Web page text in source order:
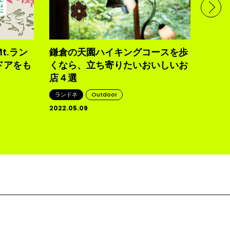
ラン
アをも
鎌倉の天園ハイキングコースを歩
くなら、立ち寄りたいおいしいお
店４選
ランドネ Outdoor
2022.05.09
日帰
なバ